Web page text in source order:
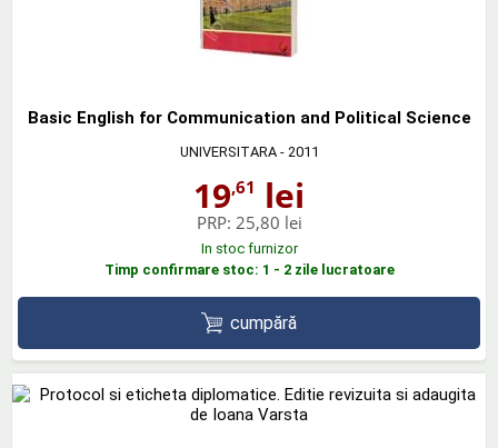
Basic English for Communication and Political Science
UNIVERSITARA- 2011
19,61 lei
PRP: 25,80 lei
In stoc furnizor
Timp confirmare stoc: 1 - 2 zile lucratoare
cumpără